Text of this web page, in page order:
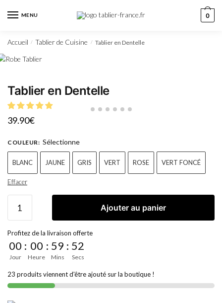
MENU 0
Accueil / Tablier de Cuisine / Tablier en Dentelle
Tablier en Dentelle
39.90€
COULEUR: Sélectionne
BLANC JAUNE GRIS VERT ROSE VERT FONCÉ
Effacer
Ajouter au panier
Profitez de la livraison offerte
00
Jour
: 00
Heure
: 59
Mins
: 52
Secs
23 produits viennent d'être ajouté sur la boutique !